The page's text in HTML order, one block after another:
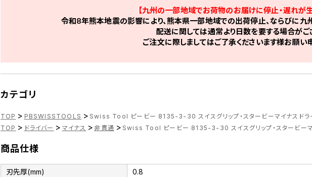
【九州の一部地域でお荷物のお届けに停止・遅れが生
令和8年熊本地震の影響により、熊本県一部地域での出荷停止、ならびに九
配送に関しては通常より日数を要する場合がご
ご注文に際しましてはご了承くださいます様お願い
カテゴリ
TOP > PBSWISSTOOLS > Swiss Tool ピービー 8135-3-30 スイスグリップ・スタービーマイナスドラ
TOP > ドライバー > マイナス > 非貫通 > Swiss Tool ピービー 8135-3-30 スイスグリップ・スタービーマ
商品仕様
刃先厚(mm)
0.8